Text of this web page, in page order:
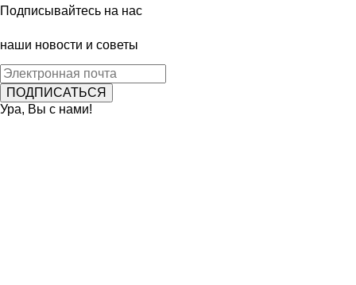
Подписывайтесь на нас
наши новости и советы
Ура, Вы с нами!